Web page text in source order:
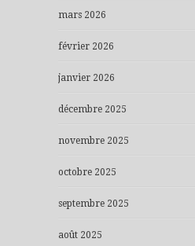
mars 2026
février 2026
janvier 2026
décembre 2025
novembre 2025
octobre 2025
septembre 2025
août 2025